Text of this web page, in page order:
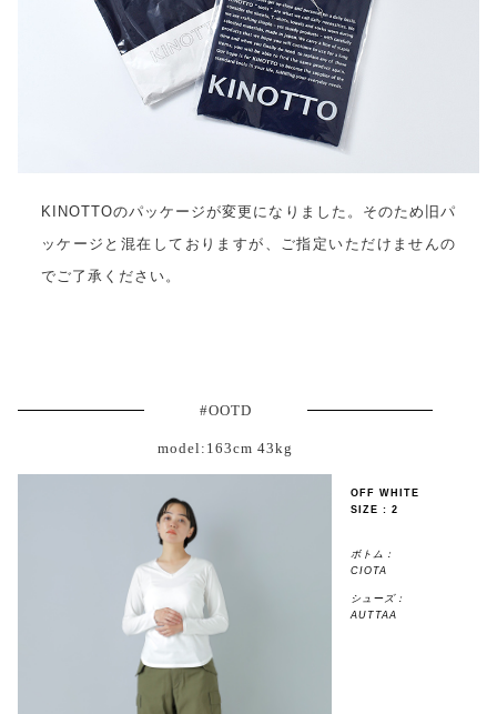
KINOTTOのパッケージが変更になりました。そのため旧パ
ッケージと混在しておりますが、ご指定いただけませんの
でご了承ください。
#OOTD
model:163cm 43kg
OFF WHITE
SIZE : 2
ボトム：
CIOTA
シューズ：
AUTTAA